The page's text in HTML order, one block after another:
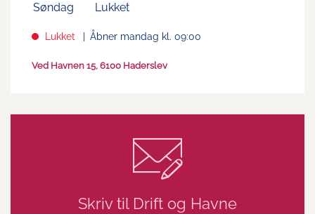
Søndag
Lukket
Lukket Åbner mandag kl. 09:00
Ved Havnen 15, 6100 Haderslev
Skriv til Drift og Havne